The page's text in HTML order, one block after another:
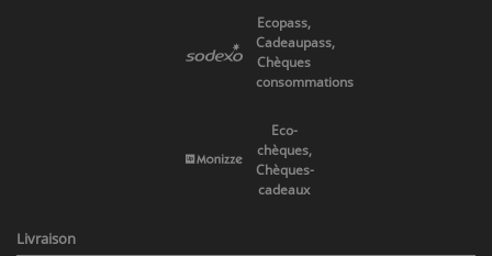
Ecopass,
Cadeaupass,
Chèques
consommations
Eco-
chèques,
Chèques-
cadeaux
Livraison